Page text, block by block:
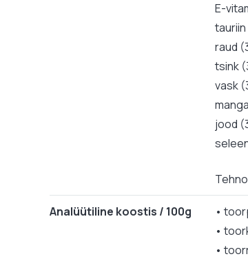
E-
raud
tsink
vask
jood
Analüütiline koostis / 100g
•
•
•